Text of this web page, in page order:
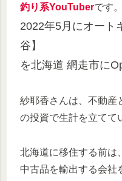
釣り系YouTuberです。
2022年5月にオート
谷】
を北海道 網走市に
紗耶香さんは、不動産
の投資で生計を立てて
北海道に移住する前は
中古品を輸出する会社